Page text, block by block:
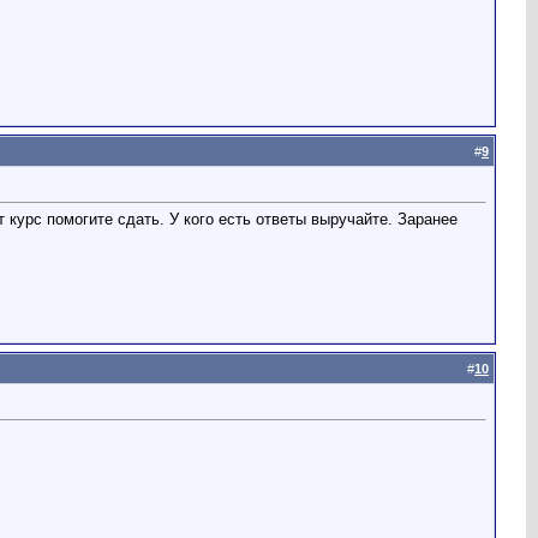
#9
помогите сдать. У кого есть ответы выручайте. Заранее
#10